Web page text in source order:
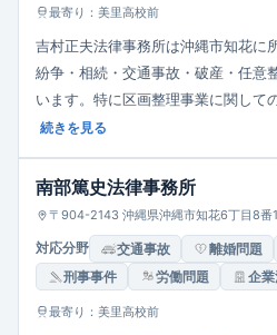
最寄り：美里高校前
吉村正夫法律事務所は沖縄市知花に
紛争・相続・交通事故・破産・任意
います。特に区画整理事業に関して
セ土地区画整理組合の理事長を代表
9:00〜12:00／13:00〜17:00（16:00
軽に相談できる事務所」を目指して
続きを見る
南部篤史法律事務所
〒904-2143 沖縄県沖縄市知花6丁目8番
対応分野 交通事故 離婚問題
刑事事件
労働問題 企
最寄り：美里高校前